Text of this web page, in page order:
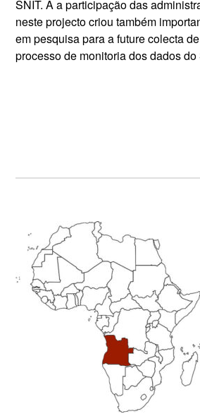
SNIT. A a participação das
neste projecto criou também
em pesquisa para a future colecta
processo de monitoria dos dados do
Primary
Sidebar